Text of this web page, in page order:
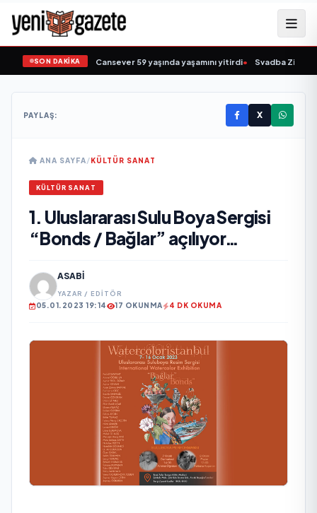
SON DAKİKA
sevilen sanatçısı Cansever 59 yaşında yaşamını yitirdi• Svadba Zincirleri
PAYLAŞ: X
ANA SAYFA/KÜLTÜR SANAT
KÜLTÜR SANAT
1. Uluslararası Sulu Boya Sergisi
“Bonds / Bağlar” açılıyor…
ASABI
YAZAR / EDITÖR
05.01.2023 19:14 17 OKUNMA 4 DK OKUMA